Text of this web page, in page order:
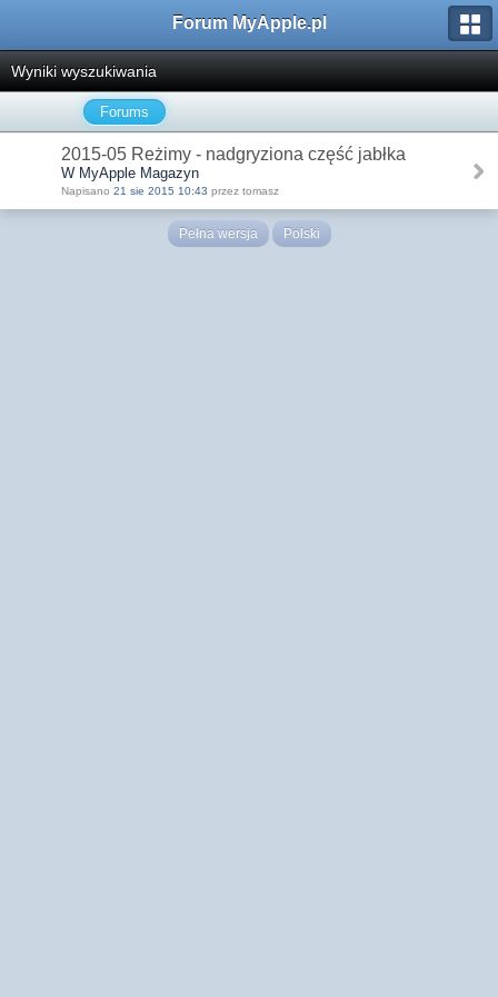
Forum MyApple.pl
Wyniki wyszukiwania
Forums
2015-05 Reżimy - nadgryziona część jabłka
W MyApple Magazyn
Napisano 21 sie 2015 10:43 przez tomasz
Pełna wersja Polski